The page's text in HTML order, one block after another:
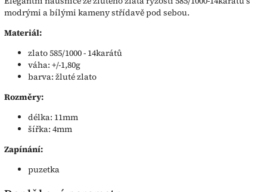
modrými a bílými kameny střídavě pod sebou.
Materiál:
zlato 585/1000 - 14karátů
váha: +/-1,80g
barva: žluté zlato
Rozměry:
délka: 11mm
šířka: 4mm
Zapínání:
puzetka